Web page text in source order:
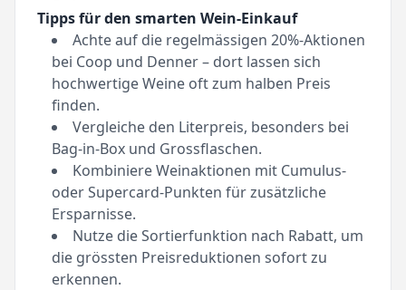
Tipps für den smarten Wein-Einkauf
Achte auf die regelmässigen 20%-Aktionen
bei Coop und Denner – dort lassen sich
hochwertige Weine oft zum halben Preis
finden.
Vergleiche den Literpreis, besonders bei
Bag-in-Box und Grossflaschen.
Kombiniere Weinaktionen mit Cumulus-
oder Supercard-Punkten für zusätzliche
Ersparnisse.
Nutze die Sortierfunktion nach Rabatt, um
die grössten Preisreduktionen sofort zu
erkennen.